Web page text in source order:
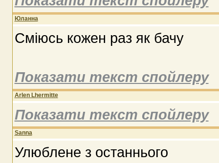
Юланна
Сміюсь кожен раз як бачу
Показати текст спойлеру
Arlen Lhermitte
Показати текст спойлеру
Sanna
Улюблене з останнього